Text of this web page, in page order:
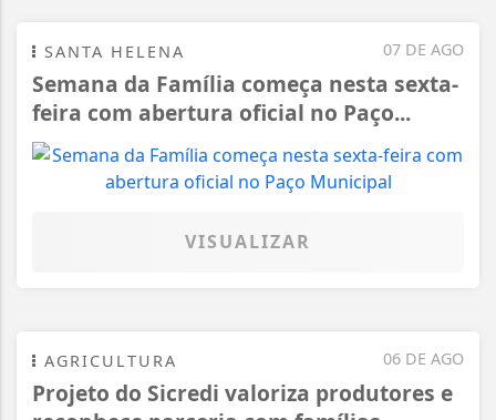
07 DE AGO
SANTA HELENA
Semana da Família começa nesta sexta-
feira com abertura oficial no Paço...
VISUALIZAR
06 DE AGO
AGRICULTURA
Projeto do Sicredi valoriza produtores e